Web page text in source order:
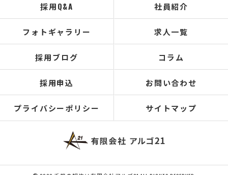
採用Q&A 社員紹介
フォトギャラリー 求人一覧
採用ブログ コラム
採用申込 お問い合わせ
プライバシーポリシー サイトマップ